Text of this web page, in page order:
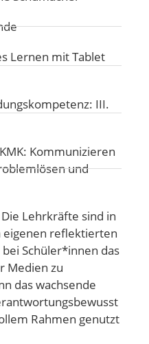
Lernen mit Tablet
III.
Kommunizieren
und
Lehrkräfte sind in
eigenen reflektierten
Schüler*innen das
Medien zu
das wachsende
Rahmen genutzt